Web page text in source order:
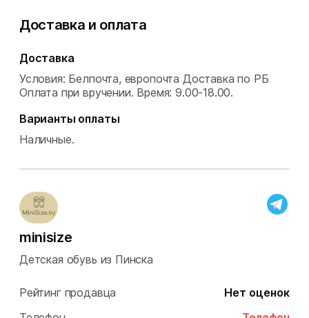
Доставка и оплата
Доставка
Условия: Белпочта, европочта Доставка по РБ
Оплата при вручении. Время: 9.00-18.00.
Варианты оплаты
Наличные.
minisize
Детская обувь из Пинска
Рейтинг продавца
Нет оценок